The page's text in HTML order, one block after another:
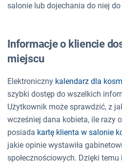
salonie lub dojechania do niej
Informacje o kliencie
miejscu
Elektroniczny kalendarz dla
szybki dostęp do wszelkich
Użytkownik może sprawdzić, z
wcześniej dana kobieta, ile razy
posiada kartę klienta w salonie
jakie opinie wystawiła
społecznościowych. Dzięki